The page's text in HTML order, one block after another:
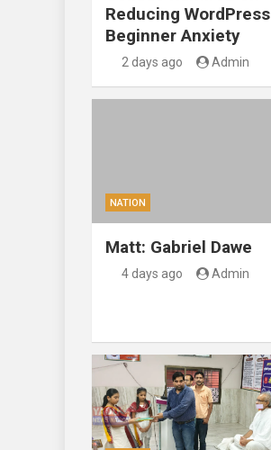
Reducing WordPress
Beginner Anxiety
2 days ago Admin
NATION
Matt: Gabriel Dawe
4 days ago Admin